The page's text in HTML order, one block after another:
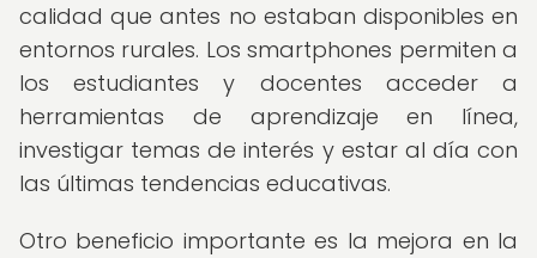
calidad que antes no estaban disponibles en
entornos rurales. Los smartphones permiten a
los estudiantes y docentes acceder a
herramientas de aprendizaje en línea,
investigar temas de interés y estar al día con
las últimas tendencias educativas.
Otro beneficio importante es la mejora en la